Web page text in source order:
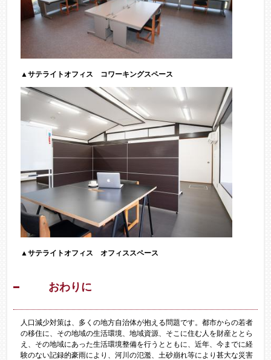
▲サテライトオフィス コワーキングスペース
​▲サテライトオフィス オフィススペース
おわりに
人口減少対策は、多くの地方自治体が抱える問題です。都市からの若者
の移住に、その地域の生活環境、地域資源、そこに住む人を財産ととら
え、その地域にあった生活環境整備を行うとともに、近年、今までに経
験のない記録的豪雨により、河川の氾濫、土砂崩れ等により甚大な災害